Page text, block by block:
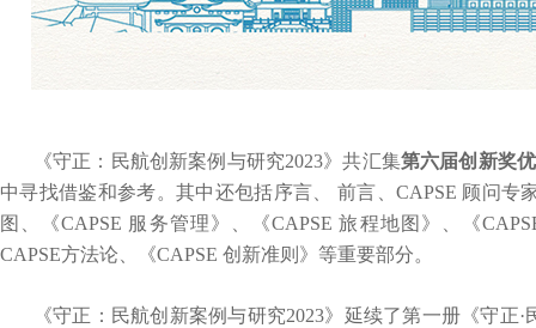
《守正：民航创新案例与研究2023》共汇集第六届创新奖
中寻找借鉴和参考。其中还包括序言、 前言、CAPSE 顾问专
图、《CAPSE 服务管理》、《CAPSE 旅程地图》、《
CAPSE方法论、《CAPSE 创新准则》等重要部分。
《守正：民航创新案例与研究2023》延续了第一册《守正